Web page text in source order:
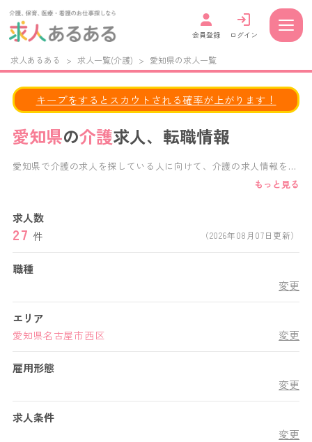
会員登録 ログイン
求人あるある > 求人一覧(介護) > 愛知県の求人一覧
愛知県の介護求人、転職情報
キープをするとスカウトされる確率が上がります！
愛知県で介護の求人を探している人に向けて、介護の求人情報を掲
特別養護老人ホーム,老人保健施設,デイサービス,デイケアサービ
ス,グループホーム,介護付き有料老人ホーム,住宅型有料老人ホーム
など、様々な施設形態の求人から、あなたにぴったりの愛知県の介
もっと見る
求人数
27 件 （2026年08月07日更新）
職種
変更
エリア
愛知県名古屋市西区 変更
雇用形態
変更
求人条件
変更